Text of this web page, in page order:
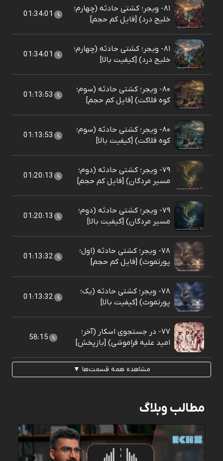
۸۱- ویجر؛ کشتی حادثه (چهارم؛
خلیج درد) [فایل کم حجم]
01:34:01
۸۱- ویجر؛ کشتی حادثه (چهارم؛
خلیج درد) [کیفیت بالا]
01:34:01
۸۰- ویجر؛ کشتی حادثه (سوم؛
کوه فلاکت) [فایل کم حجم]
01:13:53
۸۰- ویجر؛ کشتی حادثه (سوم؛
کوه فلاکت) [کیفیت بالا]
01:13:53
۷۹- ویجر؛ کشتی حادثه (دوم؛
مسیر مردگان) [فایل کم حجم]
01:20:13
۷۹- ویجر؛ کشتی حادثه (دوم؛
مسیر مردگان) [کیفیت بالا]
01:20:13
۷۸- ویجر؛ کشتی حادثه (اول؛
پورتموث) [فایل کم حجم]
01:13:32
۷۸- ویجر؛ کشتی حادثه (یک؛
پورتموث) [کیفیت بالا]
01:13:32
۷۷- در جستجوی اسکار (آخر؛
امید علیه فراموشی) [بازپخش]
58:15
مشاهده همه قسمت‌ها ▼
مطالب وبلاگ